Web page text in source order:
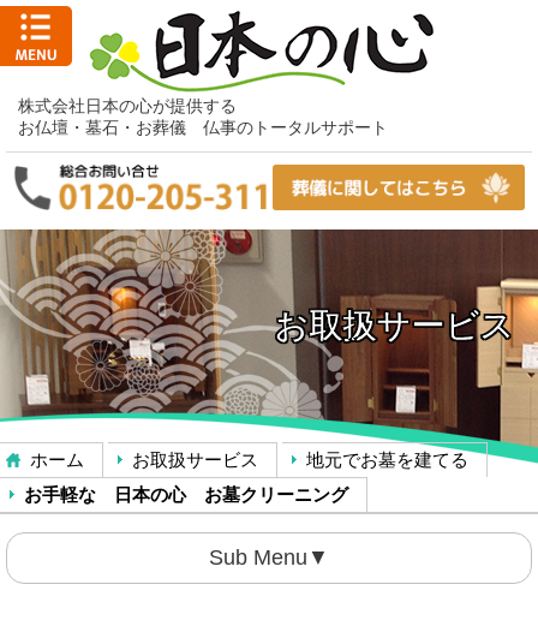
株式会社日本の心が提供する
お仏壇・墓石・お葬儀 仏事のトータルサポート
お取扱サービス
ホーム お取扱サービス
地元でお墓を建てる
お手軽な 日本の心 お墓クリーニング
Sub Menu▼